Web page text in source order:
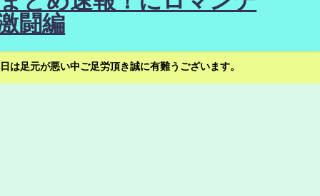
闘編
足元が悪い中ご足労頂き誠に有難うございます。